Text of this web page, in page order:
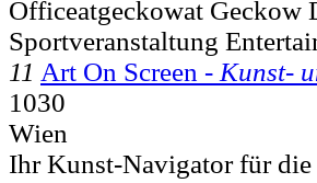
Officeatgeckowat
Sportveranstaltung
11 Art On Screen - Kunst-
1030
Wien
Ihr Kunst-Navigator für